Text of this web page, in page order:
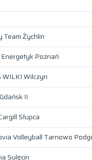
Team Żychlin
Poznań
WILKI Wilczyn
II
Słupca
Volleyball Tarnowo
Sulęcin